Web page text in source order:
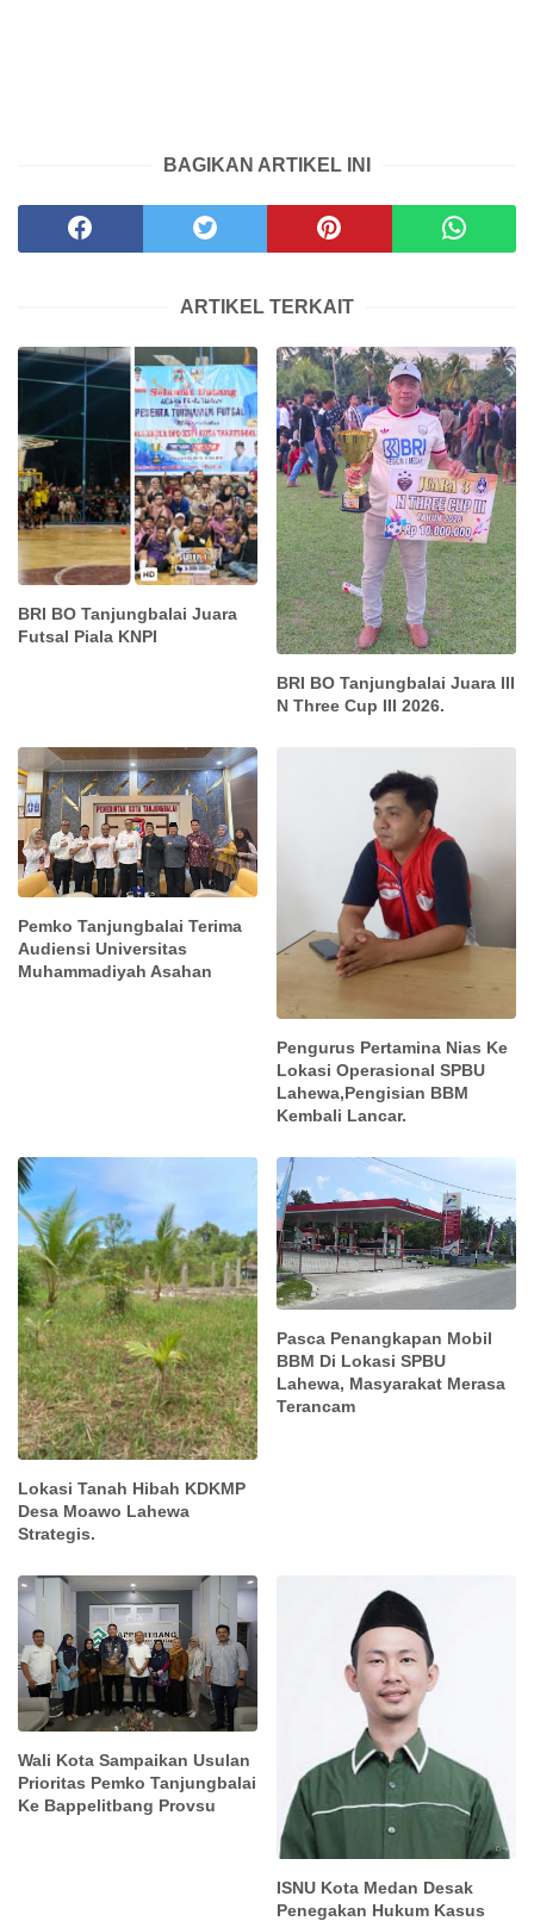
BAGIKAN ARTIKEL INI
ARTIKEL TERKAIT
BRI BO Tanjungbalai Juara
Futsal Piala KNPI
BRI BO Tanjungbalai Juara III
N Three Cup III 2026.
Pemko Tanjungbalai Terima
Audiensi Universitas
Muhammadiyah Asahan
Pengurus Pertamina Nias Ke
Lokasi Operasional SPBU
Lahewa,Pengisian BBM
Kembali Lancar.
Lokasi Tanah Hibah KDKMP
Desa Moawo Lahewa
Strategis.
Pasca Penangkapan Mobil
BBM Di Lokasi SPBU
Lahewa, Masyarakat Merasa
Terancam
Wali Kota Sampaikan Usulan
Prioritas Pemko Tanjungbalai
Ke Bappelitbang Provsu
ISNU Kota Medan Desak
Penegakan Hukum Kasus